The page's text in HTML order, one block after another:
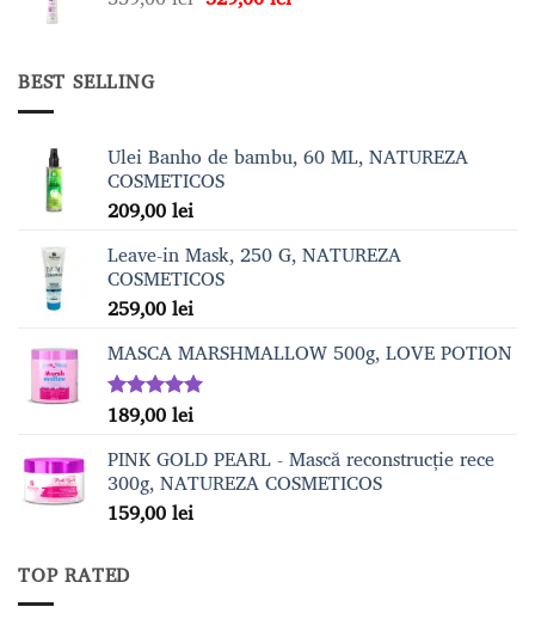
BEST SELLING
Ulei Banho de bambu, 60 ML, NATUREZA
COSMETICOS
209,00lei
Leave-in Mask, 250 G, NATUREZA
COSMETICOS
259,00lei
MASCA MARSHMALLOW 500g, LOVE POTION
Evaluat la
5.00din 5
189,00lei
PINK GOLD PEARL - Mască reconstrucție rece
300g, NATUREZA COSMETICOS
159,00lei
TOP RATED